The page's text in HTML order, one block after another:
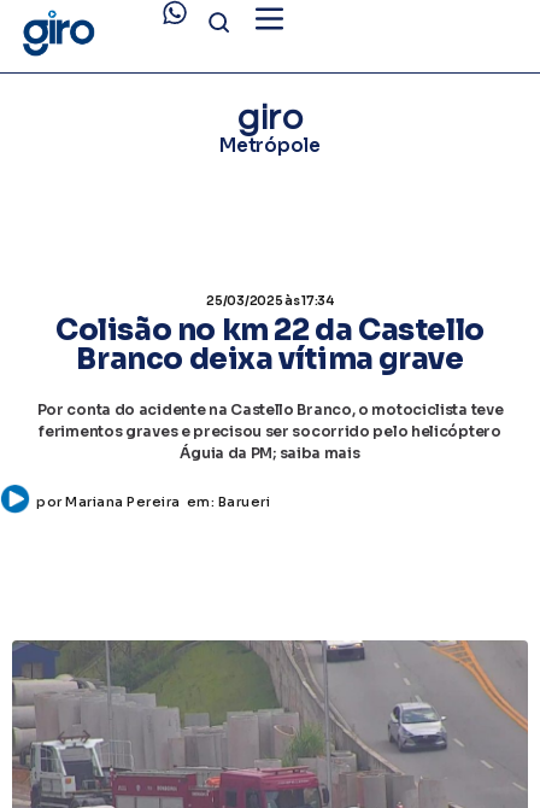
giro
Metrópole
25/03/2025às 17:34
Colisão no km 22 da Castello
Branco deixa vítima grave
Por conta do acidente na Castello Branco, o motociclista teve
ferimentos graves e precisou ser socorrido pelo helicóptero
Águia da PM; saiba mais
porMariana Pereira em: Barueri